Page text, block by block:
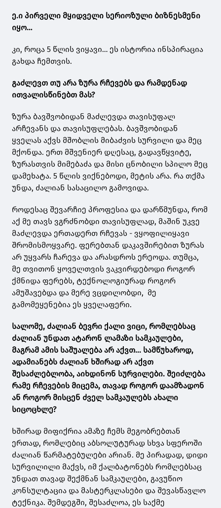
ე.ი პირველი მყიდველი სერიოზული ბიზნესმენი
იყო…
კი, როცა 5 წლის ვიყავი… ეს ისტორია ინსპირაცია
გახდა ჩემთვის.
გაძლევთ თუ არა ზურა რჩევებს და რამდენად
ითვალისწინებთ მას?
ზურა ბავშვობიდან მაძლევდა თავისუფალ
არჩევანს და თავისუფლებას. ბავშვობიდან
ყველას აქვს მშობლის მიბაძვის სურვილი და მეც
მქონდა. ერთ მშვენიერ დღესაც, გადავწყვიტე,
ზურასთვის მიმებაძა და მისი ცნობილი სპილო მეც
დამეხატა. 5 წლის ვიქნებოდი, მეტის არა. რა თქმა
უნდა, ძალიან სასაცილო გამოვიდა.
როდესაც შევარჩიე პროფესია და დარწმუნდა, რომ
აქ მე თავს ვგრძნობდი თავისუფლად, მაშინ უკვე
მაძლევდა ერთადერთ რჩევას - ვყოფილიყავი
შრომისმოყვარე. ფერებთან დაკავშირებით ზურას
არ უყვარს ჩარევა და არასდროს ერეოდა. თუმცა,
მე თვითონ ყოველთვის ვაკვირდებოდი როგორ
ქმნიდა ფერებს, ტექნოლოგიურად როგორ
ამუშავებდა და მერე ვცდილობდი, მე
გამომეყენებია ეს ყველაფერი.
სალომე, ძალიან ბევრი ქალი ვიცი, რომლებსაც
ძალიან უნდათ ატარონ ლამაზი სამკაულები,
მაგრამ ამის საშუალება არ აქვთ... სამწუხაროდ,
ადამიანებს ძალიან ხშირად არ აქვთ
შესაძლებლობა, აიხდინონ სურვილები. შეიძლება
რამე რჩევების მიცემა, თავად როგორ დაამზადონ
ან როგორ მისცენ ძველ სამკაულებს ახალი
სიცოცხლე?
ხშირად მიფიქრია ამაზე ჩემს მეგობრებთან
ერთად, რომლებიც აბსოლუტურად სხვა სფეროში
ძალიან წარმატებულები არიან. მე პირადად, დიდი
სურვილილი მაქვს, იმ ქალბატონებს რომლებსაც
უნდათ თავად შექმნან სამკაულები, გავუწიო
კონსულტაცია და მასტერკლასები და შევასწავლო
ტექნიკა. შემდეგში, შესაძლოა, ეს საქმე